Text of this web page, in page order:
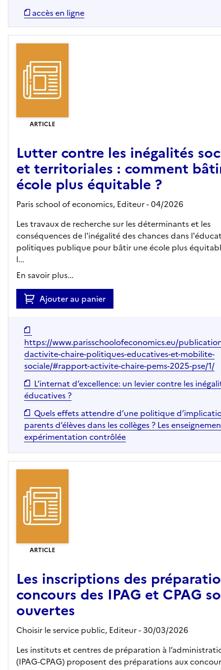
accès en ligne
ARTICLE
Lutter contre les inégalités
et territoriales : comment
école plus équitable ?
Paris school of economics, Editeur- 04/2026
Les travaux de recherche sur les déterminants et les
conséquences de l'inégalité des chances dans
politiques publique pour bâtir une école plus
l...
En savoir plus...
Ajouter au panier
https://www.parisschoolofeconomics.eu/
dactivite-chaire-politiques-educatives-et-mobilite-
sociale/#rapport-activite-chaire-pems-2025-pse/1/
L’internat d’excellence: un levier contre les
éducatives ?
Quels effets attendre d’une politique
parents d’élèves dans les collèges ? Les
expérimentation contrôlée
ARTICLE
Les inscriptions des
concours des IPAG et CPAG
ouvertes
Choisir le service public, Editeur- 30/03/2026
Les instituts et centres de préparation à
(IPAG-CPAG) proposent des préparations aux